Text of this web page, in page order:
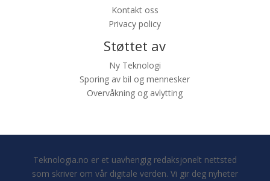
Kontakt oss
Privacy policy
Støttet av
Ny Teknologi
Sporing av bil og mennesker
Overvåkning og avlytting
Teknologia.no er et uavhengig redaksjonelt nettsted
som skriver om vår digitale verden. Vi gir deg nyheter